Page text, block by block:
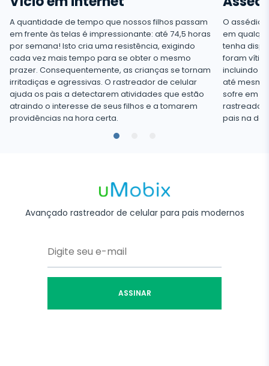
A quantidade de tempo que nossos filhos passam
em frente às telas é impressionante: até 74,5 horas
por semana! Isto cria uma resistência, exigindo
cada vez mais tempo para se obter o mesmo
prazer. Consequentemente, as crianças se tornam
irritadiças e agressivas. O rastreador de celular
ajuda os pais a detectarem atividades que estão
atraindo o interesse de seus filhos e a tomarem
providências na hora certa.
O assédio
em
tenha
foram
incluindo
até
sofre em
rastreador
pais na
Avançado rastreador de celular para pais modernos
ASSINAR